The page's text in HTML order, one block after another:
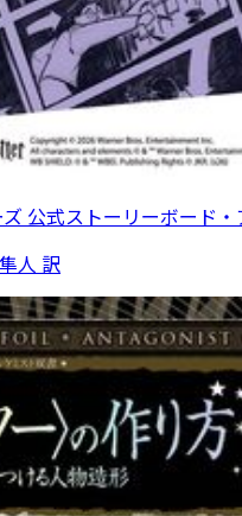
公式ストーリーボード・
人 訳